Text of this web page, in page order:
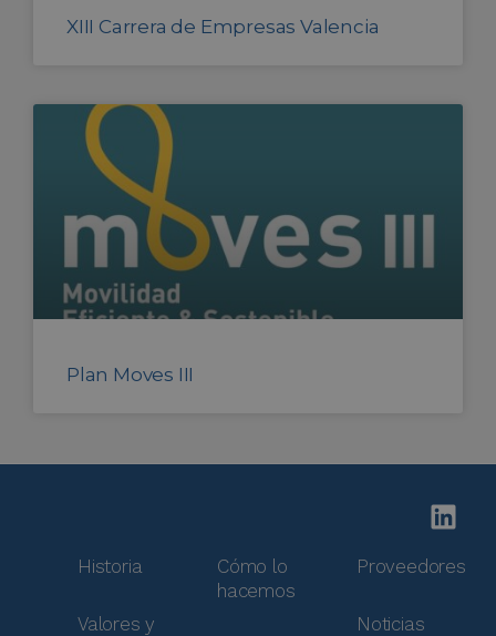
XIII Carrera de Empresas Valencia
Plan Moves III
Historia
Valores y
Cómo lo
hacemos
Proveedores
Noticias